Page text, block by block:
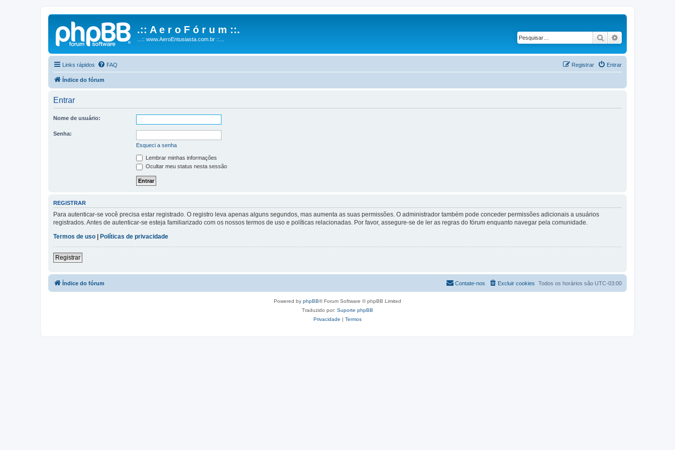
.:: A e r o F ó r u m ::.
...:: www.AeroEntusiasta.com.br ::... Pesquisar
Links rápidos FAQ Entrar
Registrar
Índice do fórum
Entrar
Nome de usuário:
Senha:
Esqueci a senha
Lembrar minhas informações
Ocultar meu status nesta sessão
REGISTRAR
Para autenticar-se você precisa estar registrado. O registro leva apenas alguns segundos, mas aumenta as suas permissões. O administrador também pode conceder permissões adicionais a usuários
registrados. Antes de autenticar-se esteja familiarizado com os nossos termos de uso e políticas relacionadas. Por favor, assegure-se de ler as regras do fórum enquanto navegar pela comunidade.
Termos de uso
Políticas de privacidade
Registrar
Índice do fórum Todos os horários são UTC-03:00
Excluir cookies
Contate-nos
Powered by phpBB® Forum Software © phpBB Limited
Traduzido por: Suporte phpBB
Privacidade | Termos